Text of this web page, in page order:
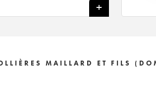
+
MAILLARD ET FILS